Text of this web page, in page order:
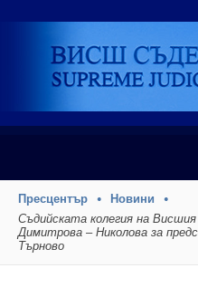
Пресцентър
Новини
Съдийската колегия на
Димитрова – Николова за
Търново